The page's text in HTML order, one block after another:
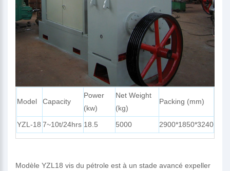
Model Capacity
Power
(kw)
Net Weight
(kg)
Packing (mm)
YZL-18 7~10t/24hrs 18.5 5000 2900*1850*3240
Modèle YZL18 vis du pétrole est à un stade avancé expeller